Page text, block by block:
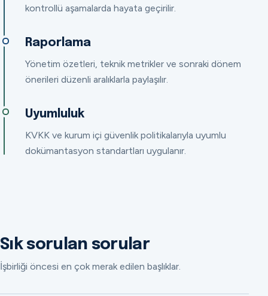
kontrollü aşamalarda hayata geçirilir.
Raporlama
Yönetim özetleri, teknik metrikler ve sonraki dönem
önerileri düzenli aralıklarla paylaşılır.
Uyumluluk
KVKK ve kurum içi güvenlik politikalarıyla uyumlu
dokümantasyon standartları uygulanır.
Sık sorulan sorular
İşbirliği öncesi en çok merak edilen başlıklar.